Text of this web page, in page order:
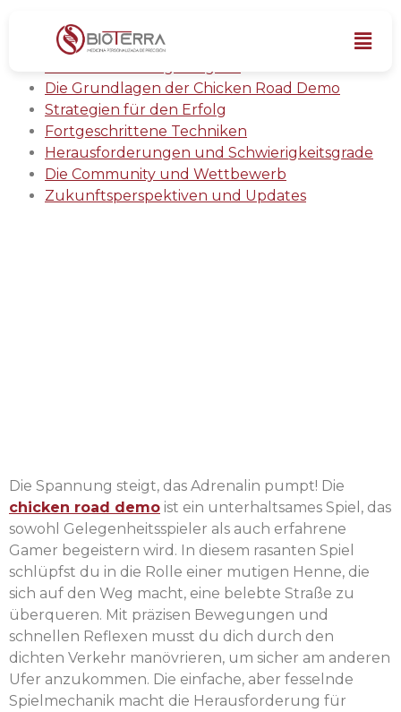
Aufregende Hühner-Herausforderung: Kannst
du die Chicken Road Demo meistern und sicher
Die Grundlagen der Chicken Road Demo
Strategien für den Erfolg
Fortgeschrittene Techniken
Herausforderungen und Schwierigkeitsgrade
Die Community und Wettbewerb
Zukunftsperspektiven und Updates
Die Spannung steigt, das Adrenalin pumpt! Die
chicken road demo ist ein unterhaltsames Spiel, das
sowohl Gelegenheitsspieler als auch erfahrene
Gamer begeistern wird. In diesem rasanten Spiel
schlüpfst du in die Rolle einer mutigen Henne, die
sich auf den Weg macht, eine belebte Straße zu
überqueren. Mit präzisen Bewegungen und
schnellen Reflexen musst du dich durch den
dichten Verkehr manövrieren, um sicher am anderen
Ufer anzukommen. Die einfache, aber fesselnde
Spielmechanik macht die Herausforderung für